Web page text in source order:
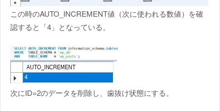
この時のAUTO_INCREMENT値（次に使われる数値）を確
認すると「4」となっている。
次にID=2のデータを削除し、歯抜け状態にする。